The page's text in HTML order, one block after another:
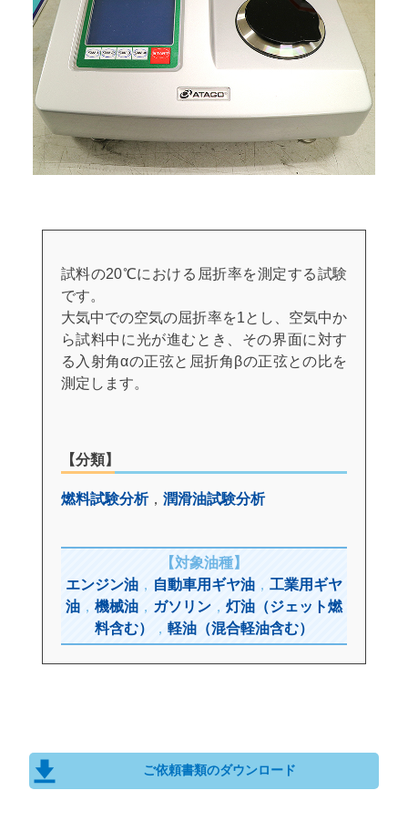
試料の20℃における屈折率を測定する試験
です。
大気中での空気の屈折率を1とし、空気中か
ら試料中に光が進むとき、その界面に対す
る入射角αの正弦と屈折角βの正弦との比を
測定します。
【分類】
燃料試験分析， 潤滑油試験分析
【対象油種】
エンジン油 ， 自動車用ギヤ油 ， 工業用ギヤ
油 ， 機械油 ， ガソリン ， 灯油（ジェット燃
料含む）
， 軽油（混合軽油含む）
ご依頼書類のダウンロード